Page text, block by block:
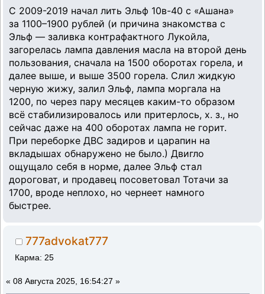
С 2009-2019 начал лить Эльф 10в-40 с «Ашана»
за 1100–1900 рублей (и причина знакомства с
Эльф — заливка контрафактного Лукойла,
загорелась лампа давления масла на второй день
пользования, сначала на 1500 оборотах горела, и
далее выше, и выше 3500 горела. Слил жидкую
черную жижу, залил Эльф, лампа моргала на
1200, по через пару месяцев каким-то образом
всё стабилизировалось или притерлось, х. з., но
сейчас даже на 400 оборотах лампа не горит.
При переборке ДВС задиров и царапин на
вкладышах обнаружено не было.) Двигло
ощущало себя в норме, далее Эльф стал
дороговат, и продавец посоветовал Тотачи за
1700, вроде неплохо, но чернеет намного
быстрее.
777advokat777
Карма: 25
« 08 Августа 2025, 16:54:27 »